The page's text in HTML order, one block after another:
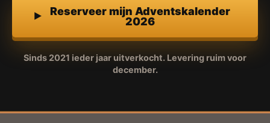
Reserveer mijn Adventskalender
2026
Sinds 2021 ieder jaar uitverkocht. Levering ruim voor
december.